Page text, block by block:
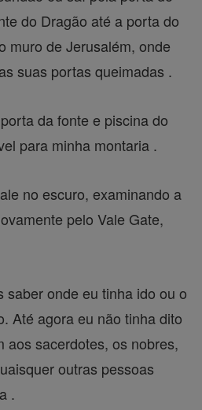
do Dragão até a porta do
muro de Jerusalém, onde
suas portas queimadas .
da fonte e piscina do
para minha montaria .
no escuro, examinando a
pelo Vale Gate,
saber onde eu tinha ido ou o
Até agora eu não tinha dito
aos sacerdotes, os nobres,
outras pessoas
.